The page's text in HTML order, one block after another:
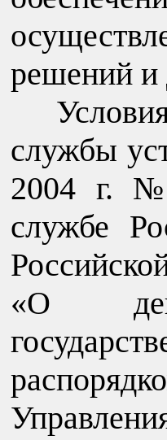
решений и
службы
2004 г. №
службе
«О